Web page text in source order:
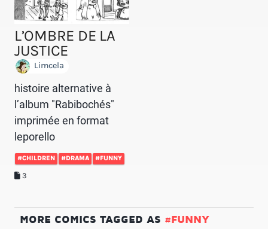
L’OMBRE DE LA
JUSTICE
Limcela
histoire alternative à
l’album "Rabibochés"
imprimée en format
leporello
#CHILDREN #DRAMA #FUNNY
3
MORE COMICS TAGGED AS #FUNNY